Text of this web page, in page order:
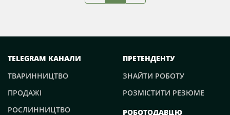
TELEGRAM КАНАЛИ
ТВАРИННИЦТВО
ПРОДАЖІ
РОСЛИННИЦТВО
ПРЕТЕНДЕНТУ
ЗНАЙТИ РОБОТУ
РОЗМІСТИТИ РЕЗЮМЕ
РОБОТОДАВЦЮ